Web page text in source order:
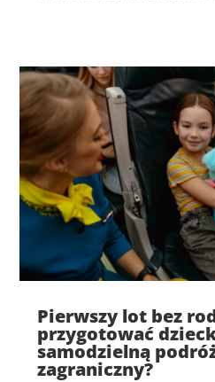
Pierwszy lot bez
przygotować
samodzielną
zagraniczny?